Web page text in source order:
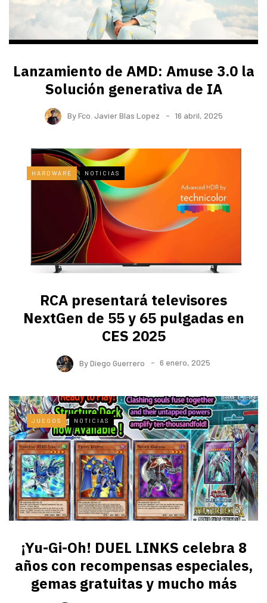
Lanzamiento de AMD: Amuse 3.0 la
Solución generativa de IA
ByFco. Javier Blas Lopez 16 abril, 2025
HARDWARE NOTICIAS
RCA presentará televisores
NextGen de 55 y 65 pulgadas en
CES 2025
ByDiego Guerrero 6 enero, 2025
JUEGOS NOTICIAS
¡Yu-Gi-Oh! DUEL LINKS celebra 8
años con recompensas especiales,
gemas gratuitas y mucho más